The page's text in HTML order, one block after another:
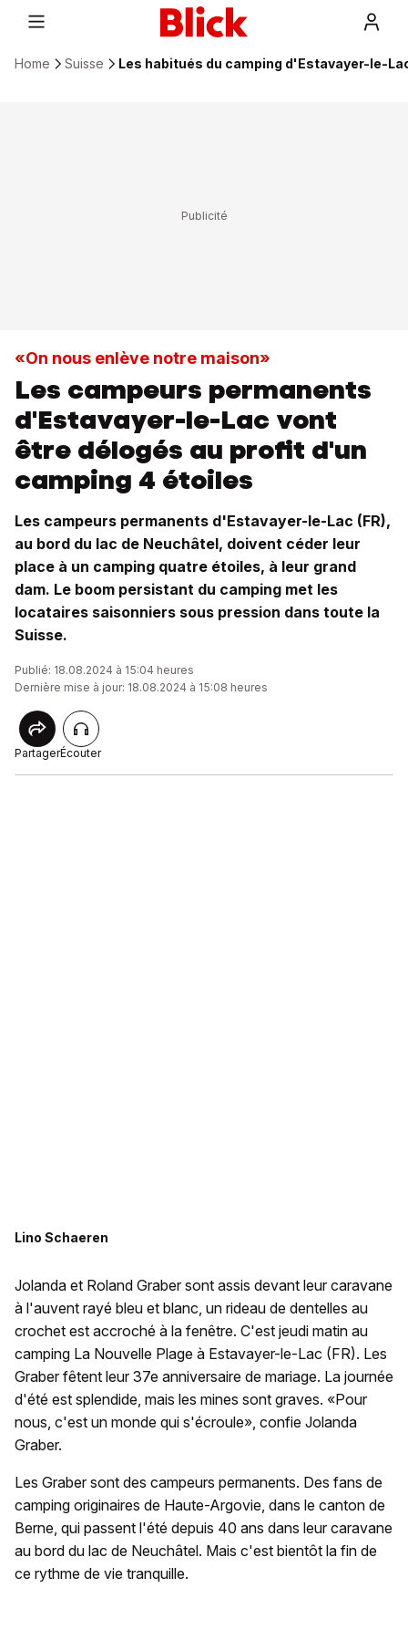
Home Suisse Les habitués du camping d'Estavayer-le-
«On nous enlève notre maison»
Les campeurs permanents
d'Estavayer-le-Lac vont
être délogés au profit d'un
camping 4 étoiles
Les campeurs permanents d'Estavayer-le-Lac (FR),
au bord du lac de Neuchâtel, doivent céder leur
place à un camping quatre étoiles, à leur grand
dam. Le boom persistant du camping met les
locataires saisonniers sous pression dans toute la
Suisse.
Publié: 18.08.2024 à 15:04 heures
Dernière mise à jour: 18.08.2024 à 15:08 heures
PartagerÉcouter
Lino Schaeren
Jolanda et Roland Graber sont assis devant leur caravane
à l'auvent rayé bleu et blanc, un rideau de dentelles au
crochet est accroché à la fenêtre. C'est jeudi matin au
camping La Nouvelle Plage à Estavayer-le-Lac (FR). Les
Graber fêtent leur 37e anniversaire de mariage. La journée
d'été est splendide, mais les mines sont graves. «Pour
nous, c'est un monde qui s'écroule», confie Jolanda
Graber.
Les Graber sont des campeurs permanents. Des fans de
camping originaires de Haute-Argovie, dans le canton de
Berne, qui passent l'été depuis 40 ans dans leur caravane
au bord du lac de Neuchâtel. Mais c'est bientôt la fin de
ce rythme de vie tranquille.